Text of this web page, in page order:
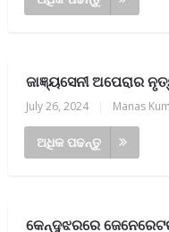
ଜାଜ୍ଞ୍ୟସେନୀ ଅପେରାର
July 26, 2024 Manas
ଅଧିକ ପଢନ୍ତୁ
କେନ୍ଦୁଝରରେ